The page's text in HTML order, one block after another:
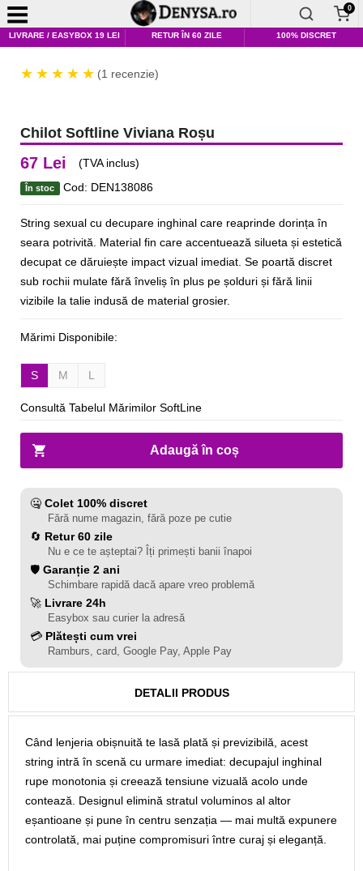
0
LIVRARE / EASYBOX 19 LEI RETUR ÎN 60 ZILE 100% DISCRET
(1 recenzie)
Chilot Softline Viviana Roșu
67 Lei (TVA inclus)
În stoc Cod: DEN138086
String sexual cu decupare inghinal care reaprinde dorința în
seara potrivită. Material fin care accentuează silueta și estetică
decupat ce dăruiește impact vizual imediat. Se poartă discret
sub rochii mulate fără înveliș în plus pe șolduri și fără linii
vizibile la talie indusă de material grosier.
Mărimi Disponibile:
S M L
Consultă Tabelul Mărimilor SoftLine
Adaugă în coș
🤐 Colet 100% discret
Fără nume magazin, fără poze pe cutie
🔄 Retur 60 zile
Nu e ce te așteptai? Îți primești banii înapoi
🛡️ Garanție 2 ani
Schimbare rapidă dacă apare vreo problemă
🚀 Livrare 24h
Easybox sau curier la adresă
💳 Plătești cum vrei
Ramburs, card, Google Pay, Apple Pay
DETALII PRODUS
Când lenjeria obișnuită te lasă plată și previzibilă, acest
string intră în scenă cu urmare imediat: decupajul inghinal
rupe monotonia și creează tensiune vizuală acolo unde
contează. Designul elimină stratul voluminos al altor
eșantioane și pune în centru senzația — mai multă expunere
controlată, mai puține compromisuri între curaj și eleganță.